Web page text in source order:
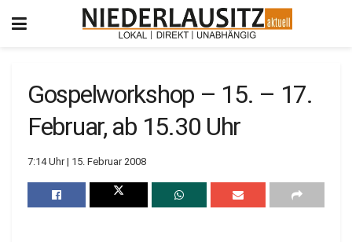
Gospelworkshop – 15. – 17.
Februar, ab 15.30 Uhr
7:14 Uhr | 15. Februar 2008